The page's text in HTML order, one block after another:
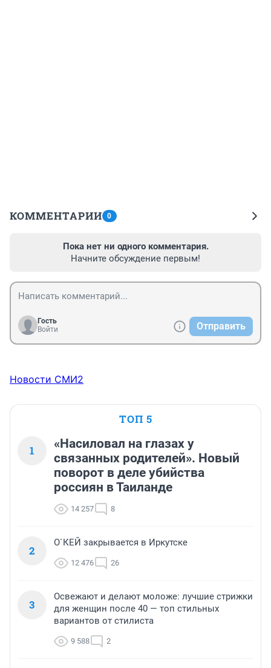
КОММЕНТАРИИ 0
Пока нет ни одного комментария.
Начните обсуждение первым!
Гость
Войти
Отправить
Новости СМИ2
ТОП 5
1
«Насиловал на глазах у
связанных родителей». Новый
поворот в деле убийства
россиян в Таиланде
14 257 8
2
О`КЕЙ закрывается в Иркутске
12 476 26
3
Освежают и делают моложе: лучшие стрижки
для женщин после 40 — топ стильных
вариантов от стилиста
9 588 2